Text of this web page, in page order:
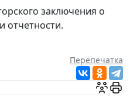
заключения о
отчетности.
Перепечатка